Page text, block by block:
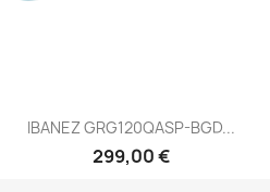
Brzi pregled
IBANEZ GRG120QASP-BGD...
299,00 €